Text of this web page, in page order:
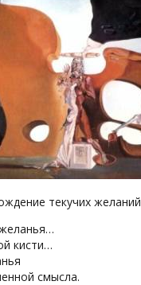
текучих
кисти…
смысла.